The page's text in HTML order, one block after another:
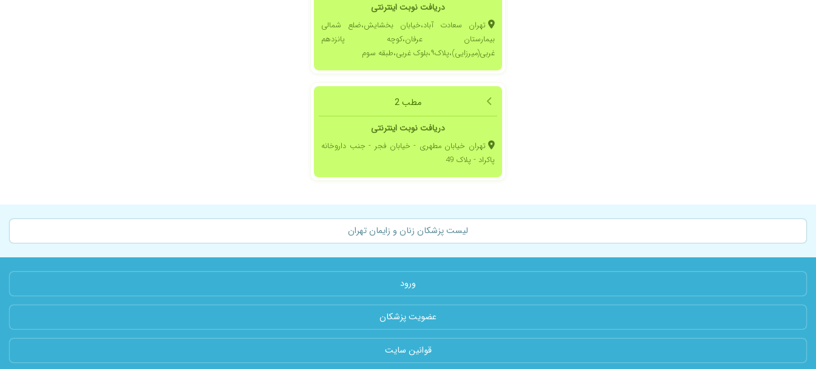
دریافت نوبت اینترنتی
تهران سعادت آباد،خیابان بخشایش،ضلع شمالی
بیمارستان عرفان،کوچه پانزدهم
غربی(میرزایی)،پلاک۹،بلوک غربی،طبقه سوم
مطب 2
دریافت نوبت اینترنتی
تهران خیابان مطهری - خیابان فجر - جنب داروخانه
پاکراد - پلاک 49
لیست پزشکان زنان و زایمان تهران
ورود
عضویت پزشکان
قوانین سایت